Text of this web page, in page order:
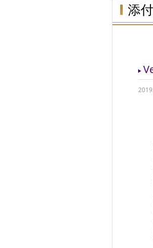
添